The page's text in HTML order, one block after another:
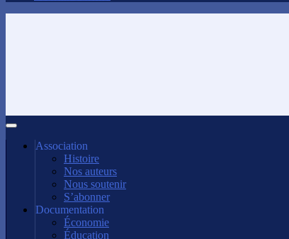
Association
Histoire
Nos auteurs
Nous soutenir
S’abonner
Documentation
Économie
Éducation